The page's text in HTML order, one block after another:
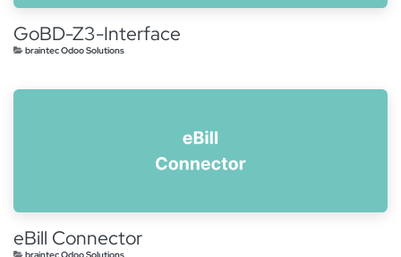
GoBD-Z3-Interface
braintec Odoo Solutions
eBill Connector